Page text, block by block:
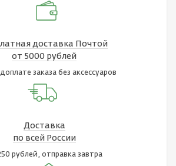
доставка Почтой
от 5000 рублей
заказа без аксессуаров
Доставка
по всей России
рублей, отправка завтра